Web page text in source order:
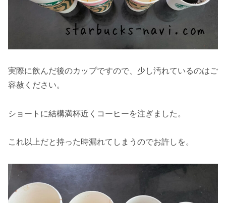
実際に飲んだ後のカップですので、少し汚れているのはご
容赦ください。
ショートに結構満杯近くコーヒーを注ぎました。
これ以上だと持った時漏れてしまうのでお許しを。